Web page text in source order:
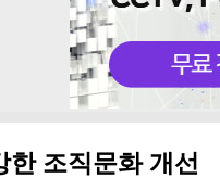
한 조직문화 개선